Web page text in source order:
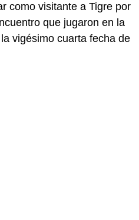
como visitante a Tigre por
que jugaron en la
vigésimo cuarta fecha de